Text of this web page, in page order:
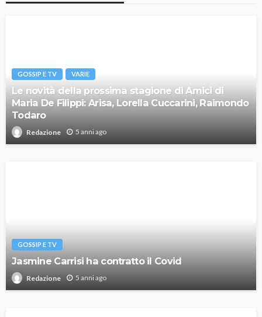
GOSSIP E TV VARIE
Le novità della prossima stagione di Amici di
Maria De Filippi: Arisa, Lorella Cuccarini, Raimondo
Todaro
Redazione 5 anni ago
GOSSIP E TV
Jasmine Carrisi ha contratto il Covid
Redazione 5 anni ago